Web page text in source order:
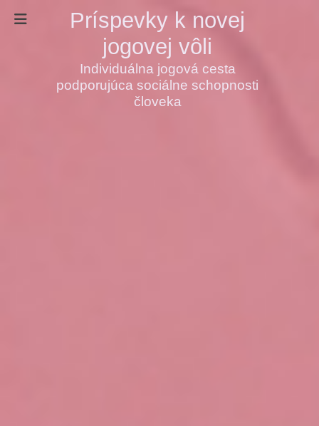
Príspevky k novej
jogovej vôli
Individuálna jogová cesta
podporujúca sociálne schopnosti
človeka